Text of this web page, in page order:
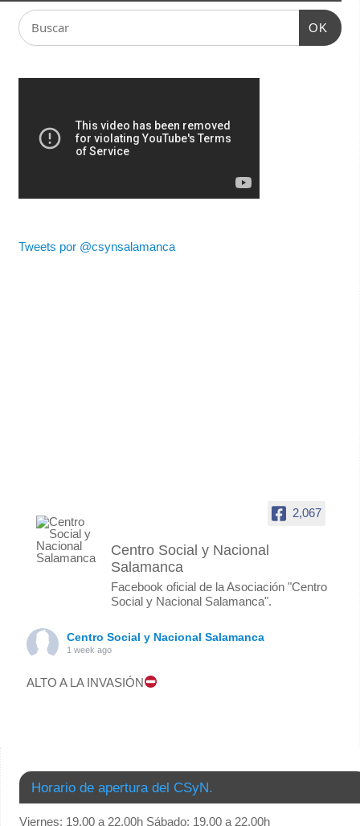
OK
Tweets por @csynsalamanca
2,067
Centro Social y Nacional
Salamanca
Facebook oficial de la Asociación "Centro
Social y Nacional Salamanca".
Centro Social y Nacional Salamanca
1 week ago
ALTO A LA INVASIÓN
3 months ago
Horario de apertura del CSyN.
Viernes: 19.00 a 22.00h Sábado: 19.00 a 22.00h